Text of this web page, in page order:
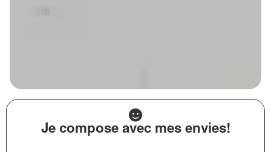
Je compose avec mes envies!